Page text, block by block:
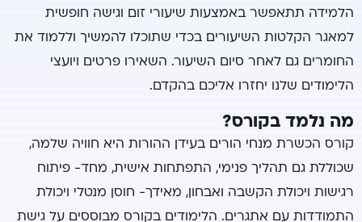
הלמידה תתאפשר באמצעות שיעורי זום וגישה חופשית
למאגר הקלטות השיעורים בכדי שתוכלו להמשיך וללמוד את
החומרים גם לאחר סיום השיעור. השאירו פרטים ויועצי
הלימודים שלנו יחזרו אליכם בהקדם.
מה נלמד בקורס?
קורס הכשרת מנחי הורים בעידן ההורות היא חוויה שלמה,
שכוללת גם תהליך פנימי, התפתחות אישית, מחד- פיתוח
רגישות ויכולת הקשבה ואבחון, מאידך- חוסן מנטלי ויכולת
התמודדות עם אתגרים. הלימודים בקורס מבוססים על גישת